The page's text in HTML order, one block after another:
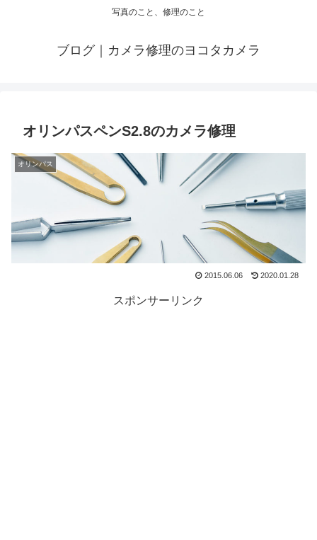
写真のこと、修理のこと
ブログ｜カメラ修理のヨコタカメラ
オリンパスペンS2.8のカメラ修理
オリンパス
2015.06.06 2020.01.28
スポンサーリンク